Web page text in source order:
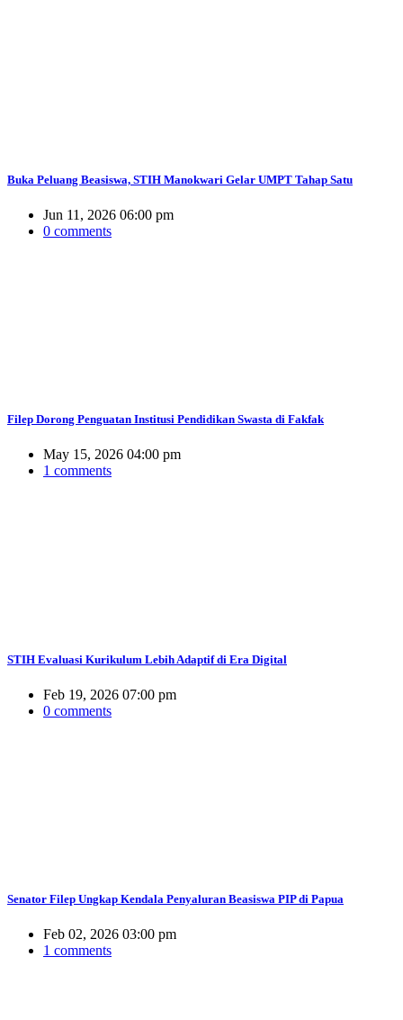
Buka Peluang Beasiswa, STIH Manokwari Gelar UMPT Tahap Satu
Jun 11, 2026 06:00 pm
0 comments
Filep Dorong Penguatan Institusi Pendidikan Swasta di Fakfak
May 15, 2026 04:00 pm
1 comments
STIH Evaluasi Kurikulum Lebih Adaptif di Era Digital
Feb 19, 2026 07:00 pm
0 comments
Senator Filep Ungkap Kendala Penyaluran Beasiswa PIP di Papua
Feb 02, 2026 03:00 pm
1 comments